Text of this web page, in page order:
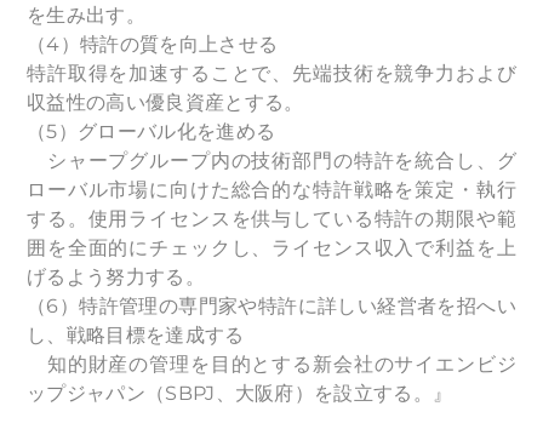
を生み出す。
（4）特許の質を向上させる
特許取得を加速することで、先端技術を競争力および
収益性の高い優良資産とする。
（5）グローバル化を進める
シャープグループ内の技術部門の特許を統合し、グ
ローバル市場に向けた総合的な特許戦略を策定・執行
する。使用ライセンスを供与している特許の期限や範
囲を全面的にチェックし、ライセンス収入で利益を上
げるよう努力する。
（6）特許管理の専門家や特許に詳しい経営者を招へい
し、戦略目標を達成する
知的財産の管理を目的とする新会社のサイエンビジ
ップジャパン（SBPJ、大阪府）を設立する。』